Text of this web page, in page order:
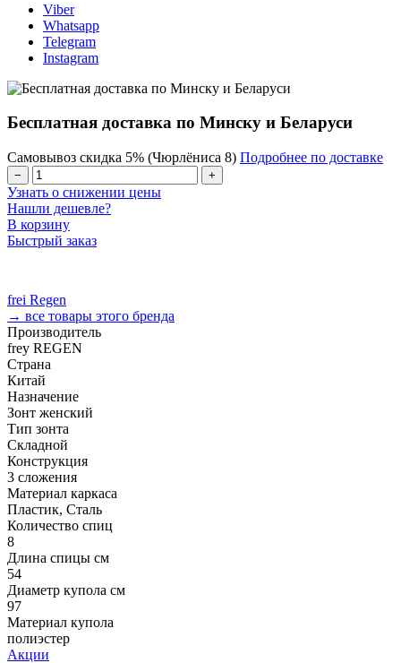
Viber
Whatsapp
Telegram
Instagram
Бесплатная доставка по Минску и Беларуси
Самовывоз скидка 5% (Чюрлёниса 8) Подробнее по доставке
− +
Узнать о снижении цены
Нашли дешевле?
В корзину
Быстрый заказ
frei Regen
→ все товары этого бренда
Производитель
frey REGEN
Страна
Китай
Назначение
Зонт женский
Тип зонта
Складной
Конструкция
3 сложения
Материал каркаса
Пластик, Сталь
Количество спиц
8
Длина спицы см
54
Диаметр купола см
97
Материал купола
полиэстер
Акции